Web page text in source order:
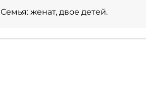
Семья: женат, двое детей.